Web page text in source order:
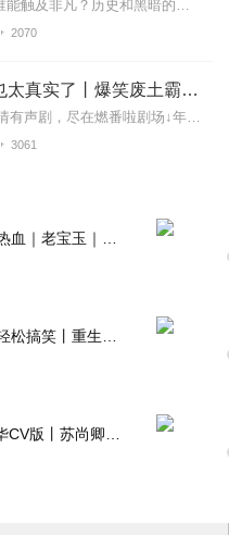
蒸汽与机械的浪潮中，谁能触及非凡？历史和黑暗的迷雾里，又是谁在耳语？我从诡秘中醒来，睁眼看见这个世界：枪械，大炮，巨舰，飞空艇，差分机；魔药，占卜，诅咒，倒吊人...
2070
【燃番啦】这游戏也太真实了丨爆笑废土霸榜神作丨紫襟剧社制作
>>更多好听不套路的燃情有声剧，尽在燃番啦剧场↓年度重磅推荐本专辑为VIP免费专辑每天上午10点5集更新，订阅可以听到最新内容哦！每周抽一个专辑五星优质评论送...
3061